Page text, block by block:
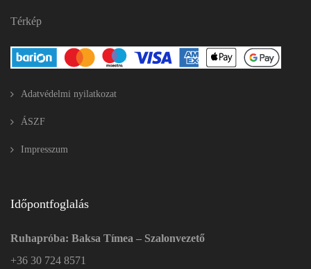
Térkép
Adatvédelmi nyilatkozat
ÁSZF
Impresszum
Időpontfoglalás
Ruhapróba: Baksa Tímea – Szalonvezető
+36 30 724 8571